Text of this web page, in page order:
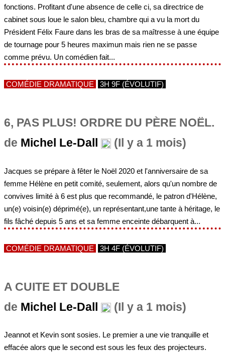
fonctions. Profitant d'une absence de celle ci, sa directrice de
cabinet sous loue le salon bleu, chambre qui a vu la mort du
Président Félix Faure dans les bras de sa maîtresse à une équipe
de tournage pour 5 heures maximun mais rien ne se passe
comme prévu. Un comédien fait...
COMÉDIE DRAMATIQUE 3H 9F (ÉVOLUTIF)
6, PAS PLUS! ORDRE DU PÈRE NOËL.
de Michel Le-Dall (Il y a 1 mois)
Jacques se prépare à fêter le Noël 2020 et l'anniversaire de sa
femme Hélène en petit comité, seulement, alors qu'un nombre de
convives limité à 6 est plus que recommandé, le patron d'Hélène,
un(e) voisin(e) déprimé(e), un représentant,une tante à héritage, le
fils fâché depuis 5 ans et sa femme enceinte débarquent à...
COMÉDIE DRAMATIQUE 3H 4F (ÉVOLUTIF)
A CUITE ET DOUBLE
de Michel Le-Dall (Il y a 1 mois)
Jeannot et Kevin sont sosies. Le premier a une vie tranquille et
effacée alors que le second est sous les feux des projecteurs.